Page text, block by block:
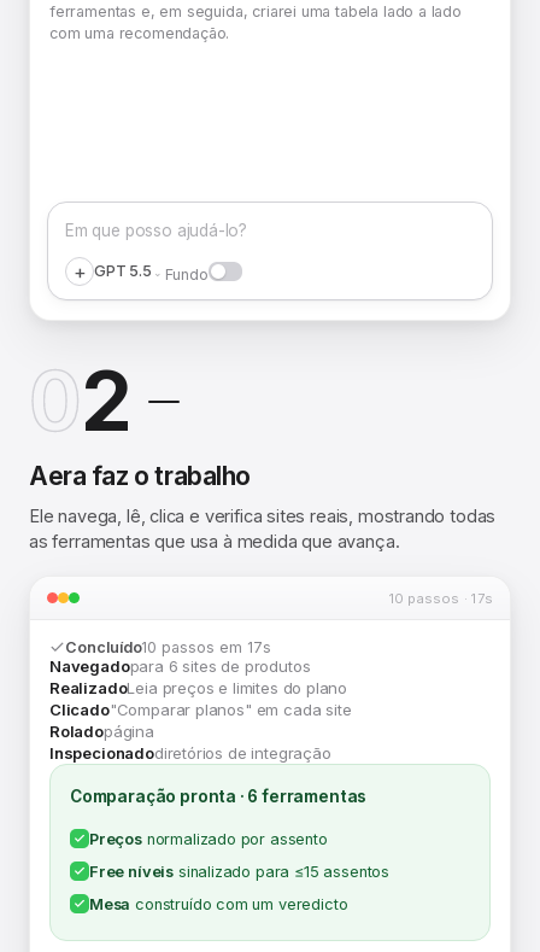
ferramentas e, em seguida, criarei uma tabela lado a lado
com uma recomendação.
Em que posso ajudá-lo?
+ GPT 5.5 ⌄ Fundo
02
Aera faz o trabalho
Ele navega, lê, clica e verifica sites reais, mostrando todas
as ferramentas que usa à medida que avança.
10 passos · 17s
Concluído10 passos em 17s
Navegadopara 6 sites de produtos
RealizadoLeia preços e limites do plano
Clicado"Comparar planos" em cada site
Roladopágina
Inspecionadodiretórios de integração
Comparação pronta · 6 ferramentas
Preços normalizado por assento
Free níveis sinalizado para ≤15 assentos
Mesa construído com um veredicto